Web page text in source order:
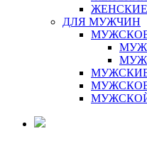
ДЛЯ МУЖЧИН